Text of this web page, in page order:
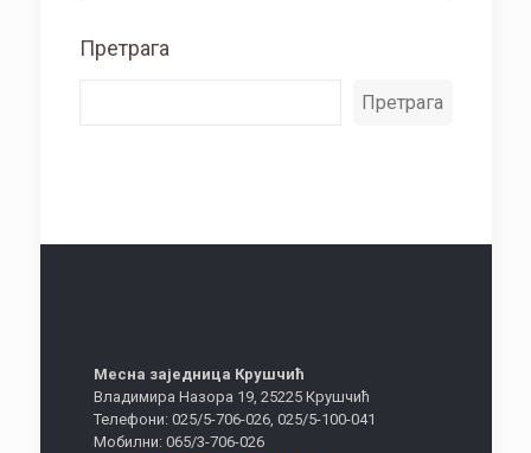
Претрага
Претрага
Месна заједница Крушчић
Владимира Назора 19, 25225 Крушчић
Телефони: 025/5-706-026, 025/5-100-041
Мобилни: 065/3-706-026